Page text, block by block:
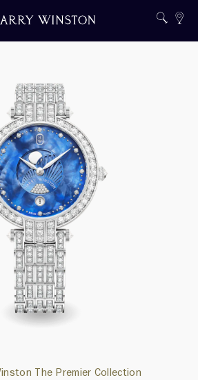
The Premier Collection